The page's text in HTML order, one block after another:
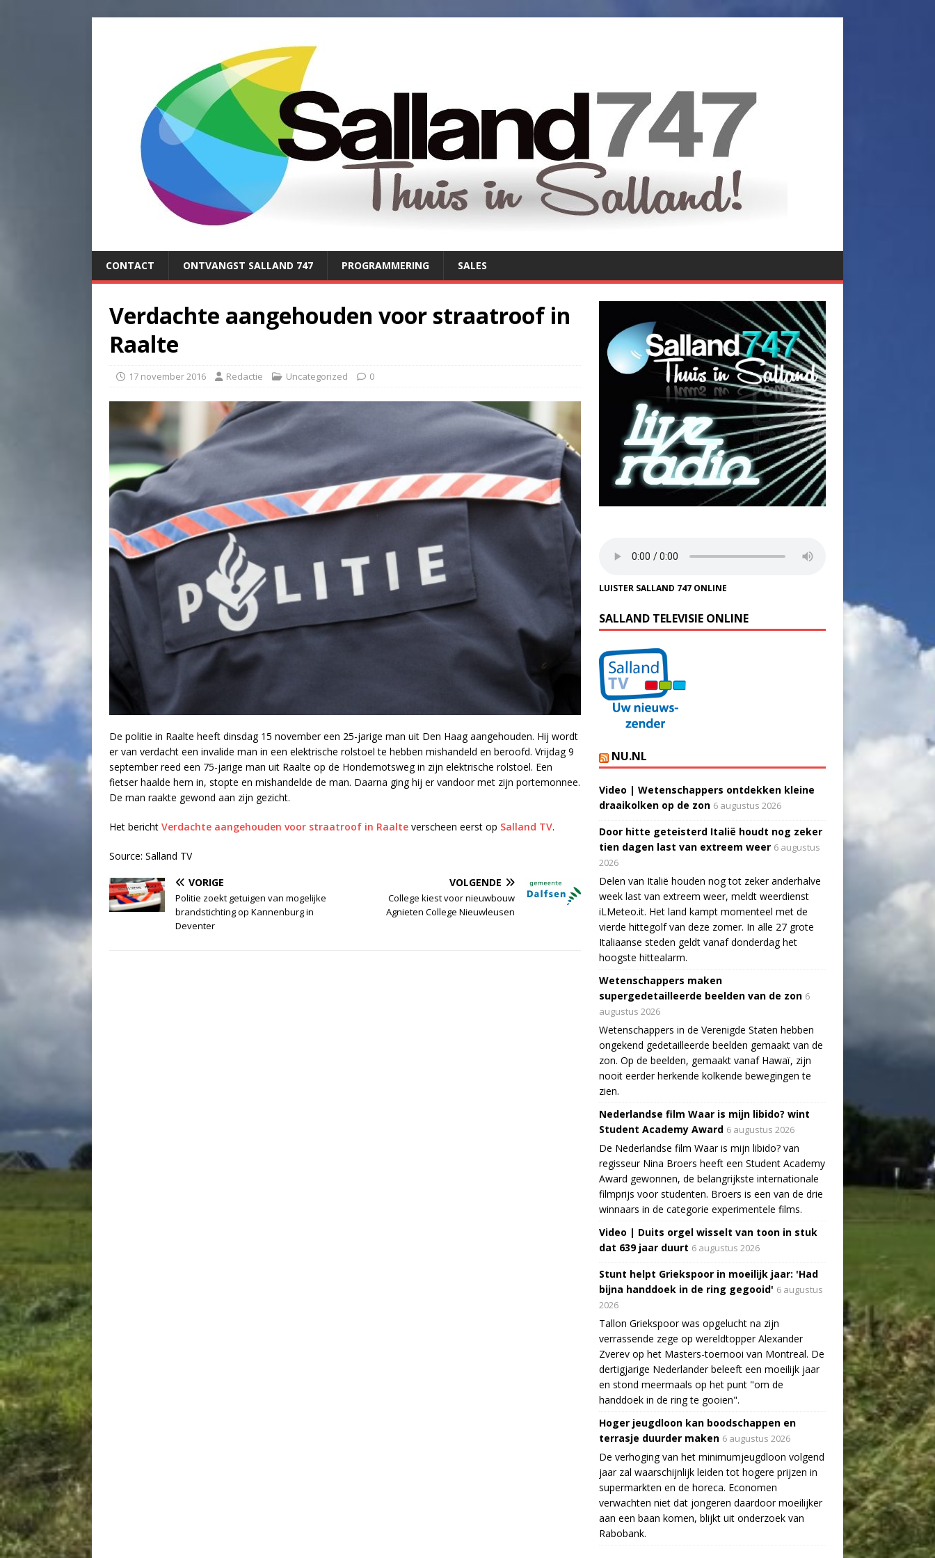
CONTACT ONTVANGST SALLAND 747 PROGRAMMERING SALES
Verdachte aangehouden voor straatroof in
Raalte
17 november 2016 Redactie Uncategorized 0
De politie in Raalte heeft dinsdag 15 november een 25-jarige man uit Den Haag aangehouden. Hij wordt
er van verdacht een invalide man in een elektrische rolstoel te hebben mishandeld en beroofd. Vrijdag 9
september reed een 75-jarige man uit Raalte op de Hondemotsweg in zijn elektrische rolstoel. Een
fietser haalde hem in, stopte en mishandelde de man. Daarna ging hij er vandoor met zijn portemonnee.
De man raakte gewond aan zijn gezicht.
Het bericht Verdachte aangehouden voor straatroof in Raalte verscheen eerst op Salland TV.
Source: Salland TV
VORIGE
Politie zoekt getuigen van mogelijke
brandstichting op Kannenburg in
Deventer
VOLGENDE
College kiest voor nieuwbouw
Agnieten College Nieuwleusen
LUISTER SALLAND 747 ONLINE
SALLAND TELEVISIE ONLINE
NU.NL
Video | Wetenschappers ontdekken kleine
draaikolken op de zon 6 augustus 2026
Door hitte geteisterd Italië houdt nog zeker
tien dagen last van extreem weer 6 augustus
2026
Delen van Italië houden nog tot zeker anderhalve
week last van extreem weer, meldt weerdienst
iLMeteo.it. Het land kampt momenteel met de
vierde hittegolf van deze zomer. In alle 27 grote
Italiaanse steden geldt vanaf donderdag het
hoogste hittealarm.
Wetenschappers maken
supergedetailleerde beelden van de zon 6
augustus 2026
Wetenschappers in de Verenigde Staten hebben
ongekend gedetailleerde beelden gemaakt van de
zon. Op de beelden, gemaakt vanaf Hawaï, zijn
nooit eerder herkende kolkende bewegingen te
zien.
Nederlandse film Waar is mijn libido? wint
Student Academy Award 6 augustus 2026
De Nederlandse film Waar is mijn libido? van
regisseur Nina Broers heeft een Student Academy
Award gewonnen, de belangrijkste internationale
filmprijs voor studenten. Broers is een van de drie
winnaars in de categorie experimentele films.
Video | Duits orgel wisselt van toon in stuk
dat 639 jaar duurt 6 augustus 2026
Stunt helpt Griekspoor in moeilijk jaar: 'Had
bijna handdoek in de ring gegooid' 6 augustus
2026
Tallon Griekspoor was opgelucht na zijn
verrassende zege op wereldtopper Alexander
Zverev op het Masters-toernooi van Montreal. De
dertigjarige Nederlander beleeft een moeilijk jaar
en stond meermaals op het punt "om de
handdoek in de ring te gooien".
Hoger jeugdloon kan boodschappen en
terrasje duurder maken 6 augustus 2026
De verhoging van het minimumjeugdloon volgend
jaar zal waarschijnlijk leiden tot hogere prijzen in
supermarkten en de horeca. Economen
verwachten niet dat jongeren daardoor moeilijker
aan een baan komen, blijkt uit onderzoek van
Rabobank.